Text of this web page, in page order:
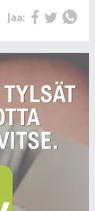
Jaa: